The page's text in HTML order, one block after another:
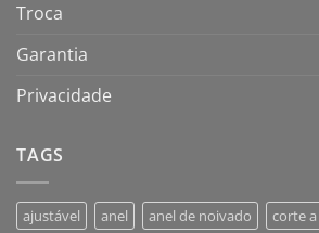
Troca
Garantia
Privacidade
TAGS
ajustável anel anel de noivado corte